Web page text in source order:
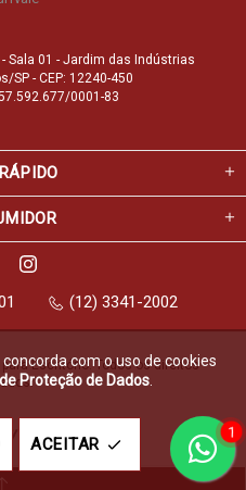
Sala 01 - Jardim das Indústrias
SP - CEP: 12240-450
0001-83
(12) 3341-2002
Escritório. Todos os direitos
com o uso de cookies
Proteção de Dados
ACEITAR
1